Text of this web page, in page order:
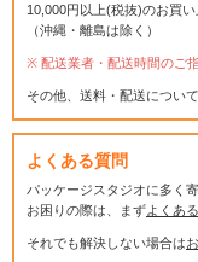
10,000円以上(税抜)のお買
（沖縄・離島は除く）
配送業者・配送時間のご
その他、送料・配送につい
よくある質問
パッケージスタジオに多く
お困りの際は、まずよくあ
それでも解決しない場合は